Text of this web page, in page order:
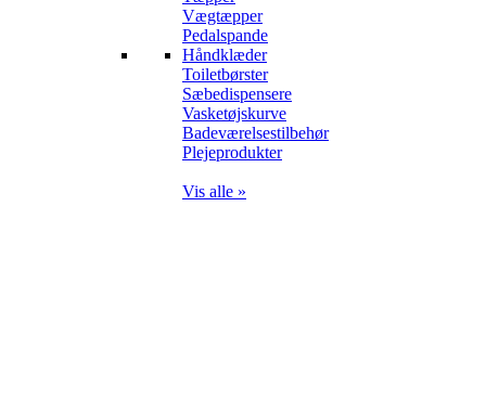
Vægtæpper
Pedalspande
Håndklæder
Toiletbørster
Sæbedispensere
Vasketøjskurve
Badeværelsestilbehør
Plejeprodukter
Vis alle »